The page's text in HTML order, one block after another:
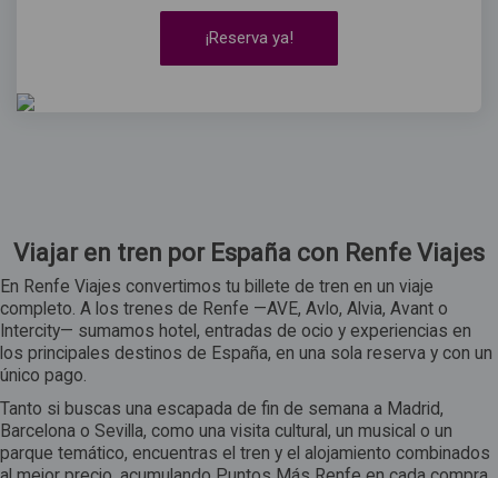
¡Reserva ya!
Viajar en tren por España con Renfe Viajes
En Renfe Viajes convertimos tu billete de tren en un viaje
completo. A los trenes de Renfe —AVE, Avlo, Alvia, Avant o
Intercity— sumamos hotel, entradas de ocio y experiencias en
los principales destinos de España, en una sola reserva y con un
único pago.
Tanto si buscas una escapada de fin de semana a Madrid,
Barcelona o Sevilla, como una visita cultural, un musical o un
parque temático, encuentras el tren y el alojamiento combinados